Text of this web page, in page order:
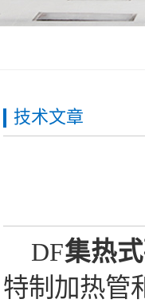
技术文章
DF集热
特制加热管